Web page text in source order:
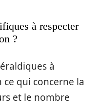
à respecter
?
à
qui concerne la
et le nombre